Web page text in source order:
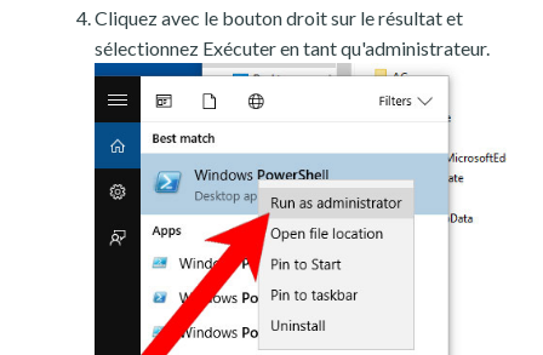
Cliquez avec le bouton droit sur le résultat et
sélectionnez Exécuter en tant qu'administrateur.